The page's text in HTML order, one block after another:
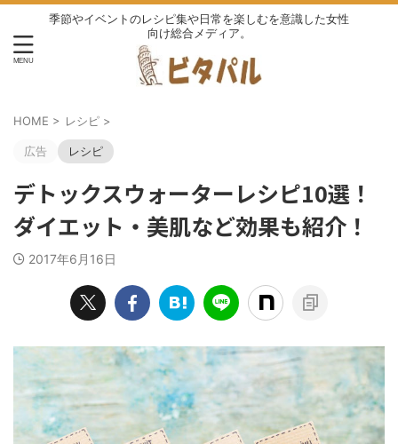
季節やイベントのレシピ集や日常を楽しむを意識した女性
向け総合メディア。
HOME > レシピ >
広告 レシピ
デトックスウォーターレシピ10選！
ダイエット・美肌など効果も紹介！
2017年6月16日